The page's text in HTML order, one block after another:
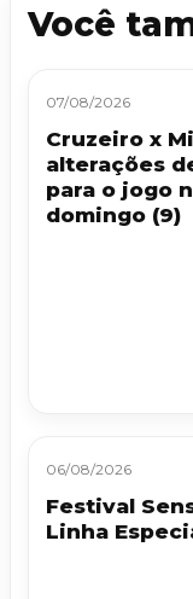
Você
07/08/2026
Cruzeiro x
alterações
para o jogo
domingo (9)
06/08/2026
Festival
Linha